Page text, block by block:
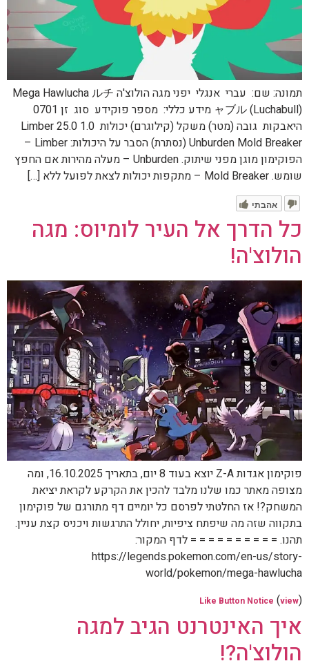
תמונה: שם: עברי אנגלי יפני מגה הולוצ'ה Mega Hawlucha ルチ
ャブル (Luchabull) מידע כללי: מספר פוקידע סוג זן 0701
היאבקות גובה (מטר) משקל (קילוגרם) יכולות 1.0 25.0 Limber
Unburden Mold Breaker (נסתרת) הסבר על היכולות: Limber –
הפוקימון מוגן מפני שיתוק. Unburden – מעלה מהירות אם החפץ
שומש. Mold Breaker – מתקפות יכולות לצאת לפועל ללא […]
אהבתי
כל הדרך אל העיר לומיוס: מגה
הולוצ'ה!
פוקימון אגדות Z-A יוצא בעוד 8 יום, בתאריך 16.10.2025, ומה
מצופה מאתר כמו שלנו מלבד להכין את הקרקע לקראת יציאת
המשחק?! אז החלטתי לפרסם כל יומיים דף מתורגם של פוקימון
בתקווה שזה מה שיפתח ציפיות, יחולל התרגשות ויכניס קצת עניין.
תהנו. = = = = = = = = = = לדף המקור:
https://legends.pokemon.com/en-us/story-
world/pokemon/mega-hawlucha
Like Button Notice (view)
איך האינטרנט הגיב למגה
הולוצ'ה?!